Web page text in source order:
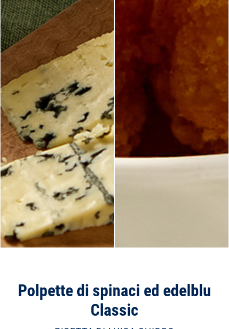
Polpette di spinaci ed edelblu
Classic